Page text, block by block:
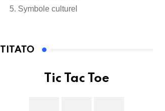
Symbole culturel
TITATO
Tic Tac Toe